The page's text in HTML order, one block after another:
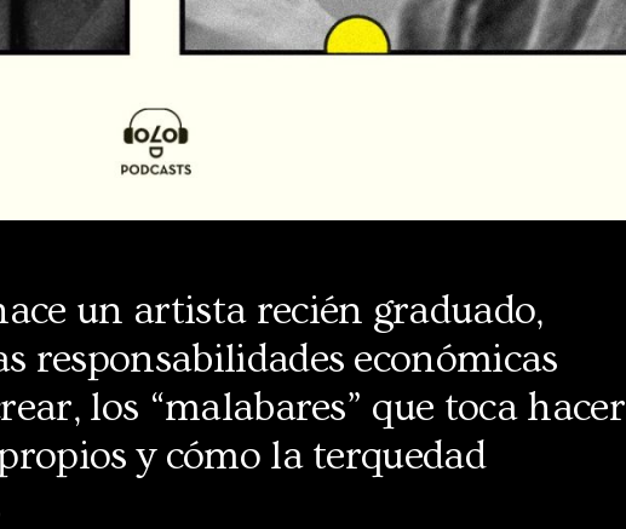
un artista recién graduado,
responsabilidades económicas
los “malabares” que toca hacer
y cómo la terquedad